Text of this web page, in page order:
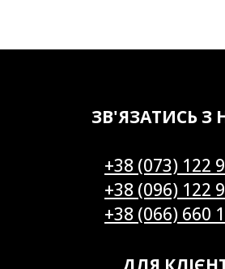
ЗВ'ЯЗАТИСЬ З
+38 (073) 122
+38 (096) 122
+38 (066) 660